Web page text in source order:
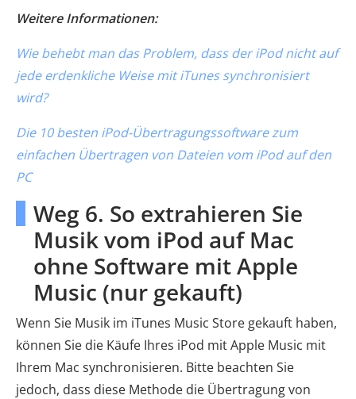
Weitere Informationen:
Wie behebt man das Problem, dass der iPod nicht auf
jede erdenkliche Weise mit iTunes synchronisiert
wird?
Die 10 besten iPod-Übertragungssoftware zum
einfachen Übertragen von Dateien vom iPod auf den
PC
Weg 6. So extrahieren Sie
Musik vom iPod auf Mac
ohne Software mit Apple
Music (nur gekauft)
Wenn Sie Musik im iTunes Music Store gekauft haben,
können Sie die Käufe Ihres iPod mit Apple Music mit
Ihrem Mac synchronisieren. Bitte beachten Sie
jedoch, dass diese Methode die Übertragung von